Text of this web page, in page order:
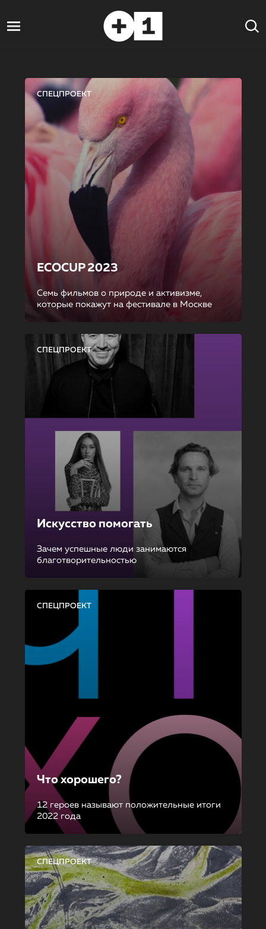
СПЕЦПРОЕКТ
ECOCUP 2023
Семь фильмов о природе и активизме,
которые покажут на фестивале в Москве
СПЕЦПРОЕКТ
Искусство помогать
Зачем успешные люди занимаются
благотворительностью
СПЕЦПРОЕКТ
Что хорошего?
12 героев называют положительные итоги
2022 года
СПЕЦПРОЕКТ